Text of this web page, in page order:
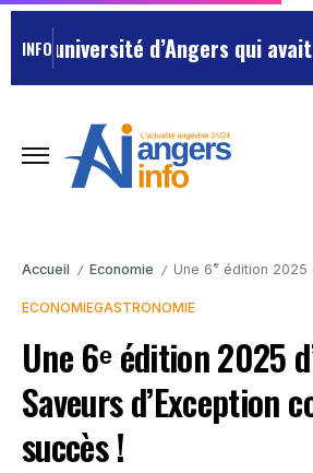
INFO d’Angers qui avait
Accueil / Economie / Une 6ᵉ édition 2025 d’Arts et
ECONOMIEGASTRONOMIE
Une 6ᵉ édition 2025
Saveurs d’Exception
succès !